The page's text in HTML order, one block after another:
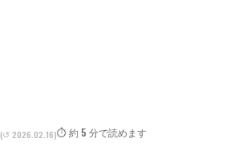
(↺ 2026.02.16)⏱️ 約 5 分で読めます